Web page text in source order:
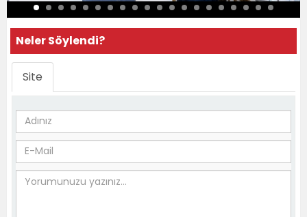
Neler Söylendi?
Site